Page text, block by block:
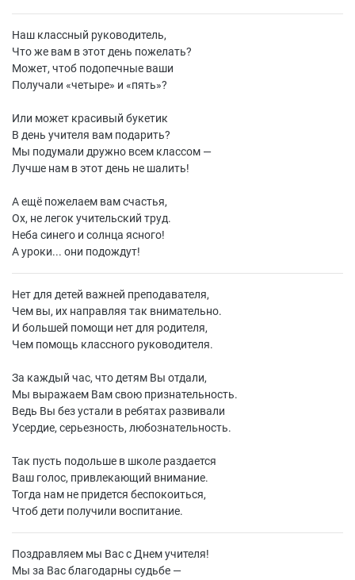
Наш классный руководитель,
Что же вам в этот день пожелать?
Может, чтоб подопечные ваши
Получали «четыре» и «пять»?
Или может красивый букетик
В день учителя вам подарить?
Мы подумали дружно всем классом —
Лучше нам в этот день не шалить!
А ещё пожелаем вам счастья,
Ох, не легок учительский труд.
Неба синего и солнца ясного!
А уроки... они подождут!
Нет для детей важней преподавателя,
Чем вы, их направляя так внимательно.
И большей помощи нет для родителя,
Чем помощь классного руководителя.
За каждый час, что детям Вы отдали,
Мы выражаем Вам свою признательность.
Ведь Вы без устали в ребятах развивали
Усердие, серьезность, любознательность.
Так пусть подольше в школе раздается
Ваш голос, привлекающий внимание.
Тогда нам не придется беспокоиться,
Чтоб дети получили воспитание.
Поздравляем мы Вас с Днем учителя!
Мы за Вас благодарны судьбе —